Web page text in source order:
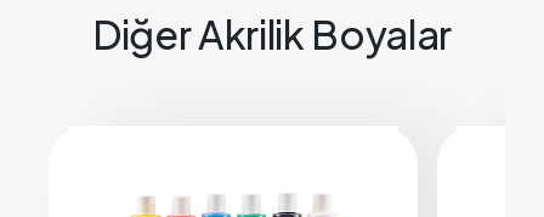
Diğer Akrilik Boyalar